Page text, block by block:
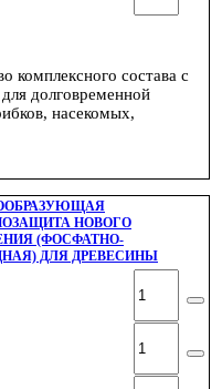
комплексного состава с
долговременной
насекомых,
НОВОГО
(ФОСФАТНО-
ДЛЯ ДРЕВЕСИНЫ